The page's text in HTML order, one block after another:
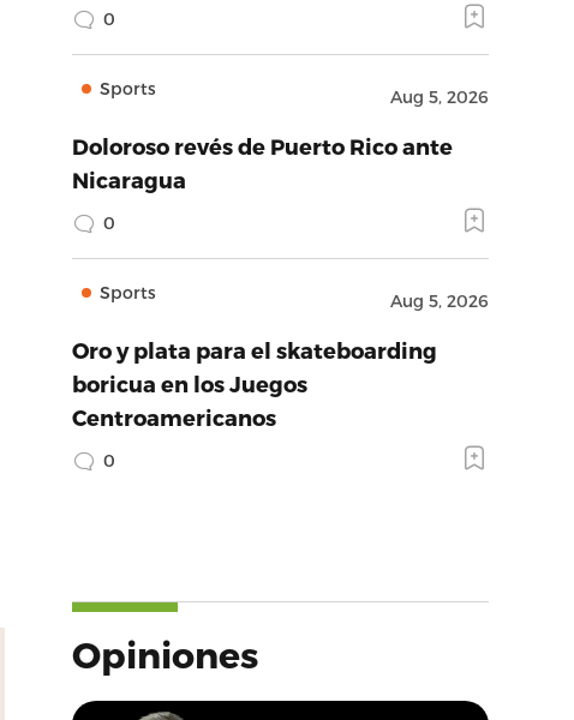
0
Sports Aug 5, 2026
Doloroso revés de Puerto Rico ante
Nicaragua
0
Sports Aug 5, 2026
Oro y plata para el skateboarding
boricua en los Juegos
Centroamericanos
0
Opiniones